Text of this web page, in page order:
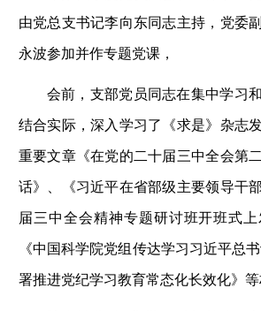
由党总支书记李向东同志主持，党委
永波参加并作专题党课，
会前，支部党员同志在集中学习
结合实际，深入学习了《求是》杂志
重要文章《在党的二十届三中全会第
话》、《习近平在省部级主要领导干
届三中全会精神专题研讨班开班式
《中国科学院党组传达学习习近平总
署推进党纪学习教育常态化长效化》等